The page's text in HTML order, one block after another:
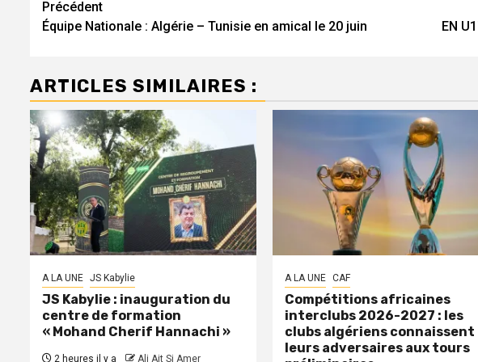
Navigation
d’article
Précédent
Équipe Nationale : Algérie – Tunisie en amical le 20 juin
EN
ARTICLES SIMILAIRES :
A LA UNE JS Kabylie
JS Kabylie : inauguration du
centre de formation
« Mohand Cherif Hannachi »
2 heures il y a Ali Ait Si Amer
A LA UNE CAF
Compétitions africaines
interclubs 2026-2027 : les
clubs algériens connaissent
leurs adversaires aux tours